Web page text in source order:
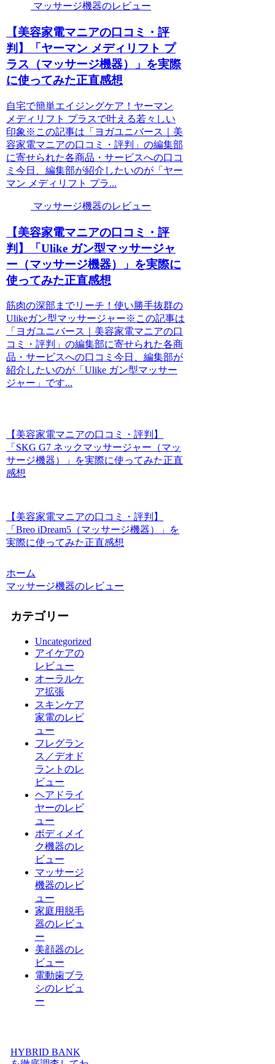
マッサージ機器のレビュー
【美容家電マニアの口コミ・評
判】「ヤーマン メディリフト プ
ラス（マッサージ機器）」を実際
に使ってみた正直感想
自宅で簡単エイジングケア！ヤーマン
メディリフト プラスで叶える若々しい
印象※この記事は「ヨガユニバース｜美
容家電マニアの口コミ・評判」の編集部
に寄せられた各商品・サービスへの口コ
ミ今日、編集部が紹介したいのが「ヤー
マン メディリフト プラ...
マッサージ機器のレビュー
【美容家電マニアの口コミ・評
判】「Ulike ガン型マッサージャ
ー（マッサージ機器）」を実際に
使ってみた正直感想
筋肉の深部までリーチ！使い勝手抜群の
Ulikeガン型マッサージャー※この記事は
「ヨガユニバース｜美容家電マニアの口
コミ・評判」の編集部に寄せられた各商
品・サービスへの口コミ今日、編集部が
紹介したいのが「Ulike ガン型マッサー
ジャー」です...
【美容家電マニアの口コミ・評判】
「SKG G7 ネックマッサージャー（マッ
サージ機器）」を実際に使ってみた正直
感想
【美容家電マニアの口コミ・評判】
「Breo iDream5（マッサージ機器）」を
実際に使ってみた正直感想
ホーム
マッサージ機器のレビュー
カテゴリー
Uncategorized
アイケアの
レビュー
オーラルケ
ア拡張
スキンケア
家電のレビ
ュー
フレグラン
ス／デオド
ラントのレ
ビュー
ヘアドライ
ヤーのレビ
ュー
ボディメイ
ク機器のレ
ビュー
マッサージ
機器のレビ
ュー
家庭用脱毛
器のレビュ
ー
美顔器のレ
ビュー
電動歯ブラ
シのレビュ
ー
HYBRID BANK